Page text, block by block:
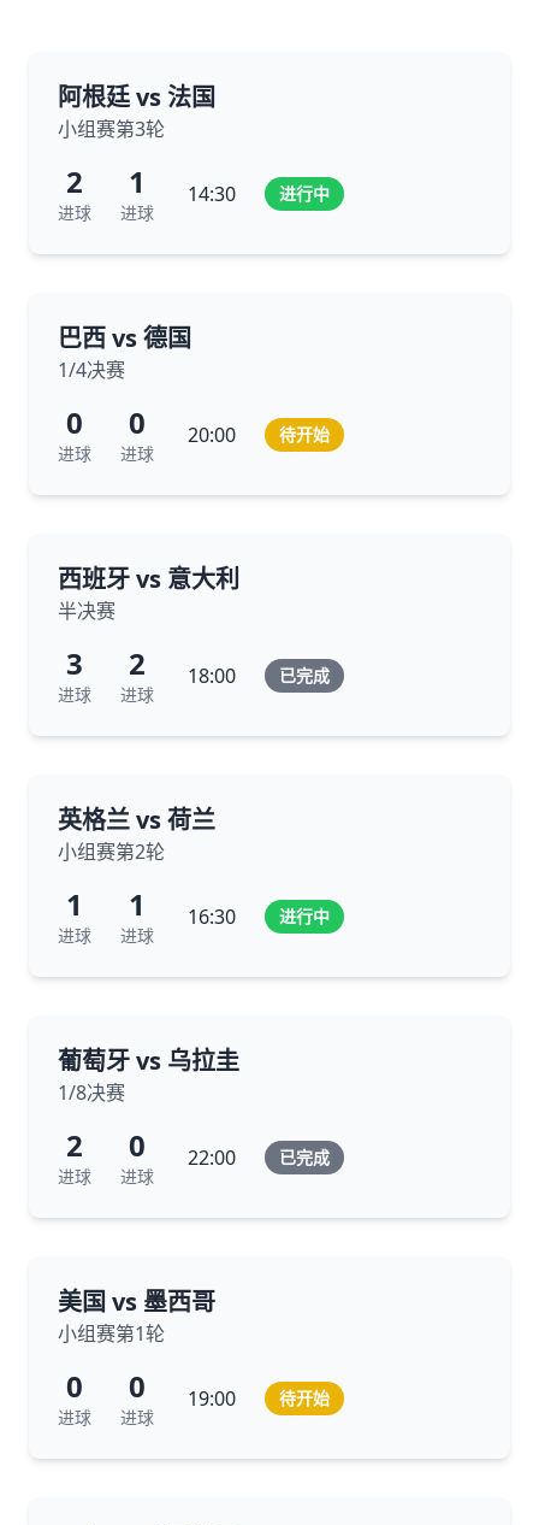
阿根廷 vs 法国
小组赛第3轮
2
进球
1
进球
14:30 进行中
巴西 vs 德国
1/4决赛
0
进球
0
进球
20:00 待开始
西班牙 vs 意大利
半决赛
3
进球
2
进球
18:00 已完成
英格兰 vs 荷兰
小组赛第2轮
1
进球
1
进球
16:30 进行中
葡萄牙 vs 乌拉圭
1/8决赛
2
进球
0
进球
22:00 已完成
美国 vs 墨西哥
小组赛第1轮
0
进球
0
进球
19:00 待开始